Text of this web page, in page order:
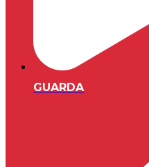
GUARDA